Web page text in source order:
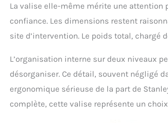
La valise elle-même mérite une attention
confiance. Les dimensions restent
site d’intervention. Le poids total, chargé
L’organisation interne sur deux niveaux
désorganiser. Ce détail, souvent négligé
ergonomique sérieuse de la part de
complète, cette valise représente un